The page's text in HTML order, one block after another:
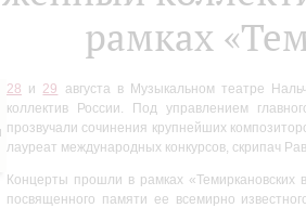
рамках
28 и 29
августа в Музыкальном театре
коллектив России. Под управлением
прозвучали сочинения крупнейших
лауреат международных конкурсов, скрипач
Концерты прошли в рамках «Темиркановских
посвященного памяти ее всемирно